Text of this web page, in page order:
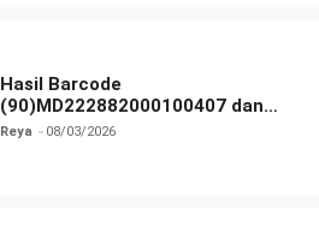
Hasil Barcode
(90)MD222882000100407 dan
Izin BPOM
Reya 08/03/2026